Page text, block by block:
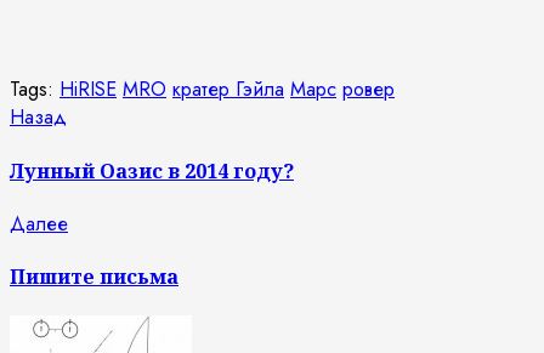
Tags: HiRISE MRO кратер Гэйла Марс ровер
Продолжить
чтение
Назад
Лунный Оазис в 2014 году?
ДалееСледующая
Пишите письма